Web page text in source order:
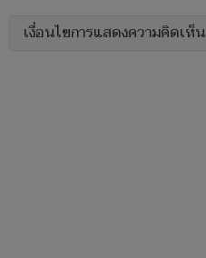
เงื่อนไขการแสดงความคิดเห็น